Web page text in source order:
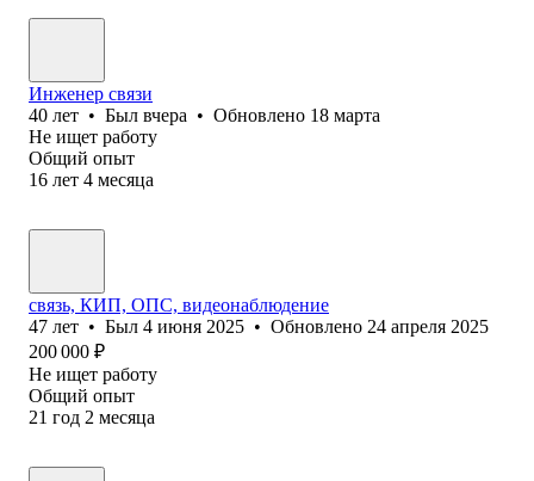
Инженер связи
40 лет • Был вчера • Обновлено 18 марта
Не ищет работу
Общий опыт
16 лет 4 месяца
связь, КИП, ОПС, видеонаблюдение
47 лет • Был 4 июня 2025 • Обновлено 24 апреля 2025
200 000 ₽
Не ищет работу
Общий опыт
21 год 2 месяца